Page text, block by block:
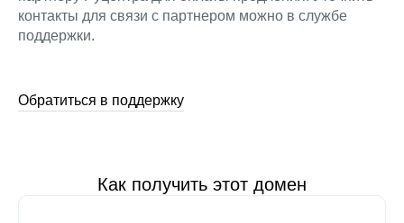
контакты для связи с партнером можно в службе
поддержки.
Обратиться в поддержку
Как получить этот домен